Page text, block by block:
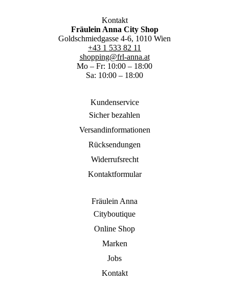
Kontakt
Fräulein Anna City Shop
Goldschmiedgasse 4-6, 1010 Wien
+43 1 533 82 11
shopping@frl-anna.at
Mo – Fr: 10:00 – 18:00
Sa: 10:00 – 18:00
Kundenservice
Sicher bezahlen
Versandinformationen
Rücksendungen
Widerrufsrecht
Kontaktformular
Fräulein Anna
Cityboutique
Online Shop
Marken
Jobs
Kontakt